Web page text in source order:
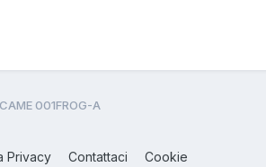
001FROG-A
Privacy Contattaci Cookie